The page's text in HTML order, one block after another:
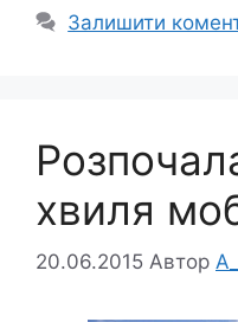
Залишити
хвиля
20.06.2015 Автор